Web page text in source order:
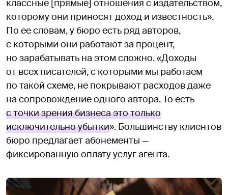
классные [прямые] отношения с издательством,
которому они приносят доход и известность».
По ее словам, у бюро есть ряд авторов,
с которыми они работают за процент,
но зарабатывать на этом сложно. «Доходы
от всех писателей, с которыми мы работаем
по такой схеме, не покрывают расходов даже
на сопровождение одного автора. То есть
с точки зрения бизнеса это только
исключительно убытки». Большинству клиентов
бюро предлагает абонементы —
фиксированную оплату услуг агента.